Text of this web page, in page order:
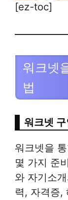
[ez-toc]
워크넷
법
워크넷
워크넷을
몇 가지 준
와 자기소
력, 자격증,